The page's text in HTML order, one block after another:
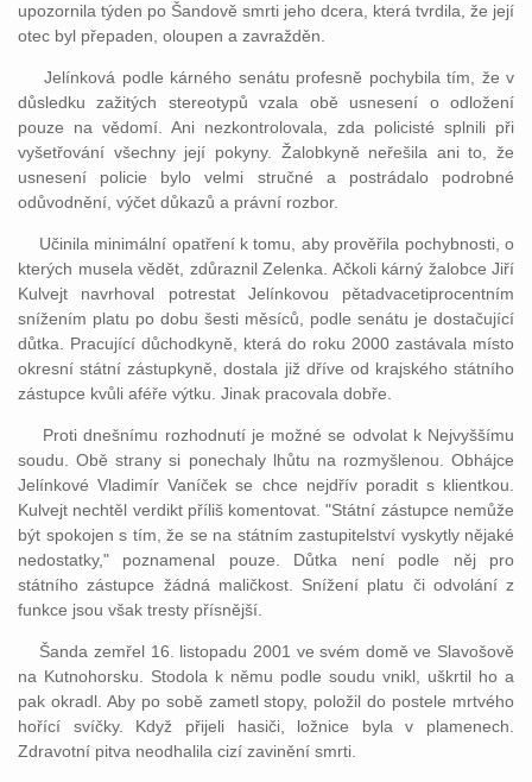
upozornila týden po Šandově smrti jeho dcera, která tvrdila, že její
otec byl přepaden, oloupen a zavražděn.
Jelínková podle kárného senátu profesně pochybila tím, že v
důsledku zažitých stereotypů vzala obě usnesení o odložení
pouze na vědomí. Ani nezkontrolovala, zda policisté splnili při
vyšetřování všechny její pokyny. Žalobkyně neřešila ani to, že
usnesení policie bylo velmi stručné a postrádalo podrobné
odůvodnění, výčet důkazů a právní rozbor.
Učinila minimální opatření k tomu, aby prověřila pochybnosti, o
kterých musela vědět, zdůraznil Zelenka. Ačkoli kárný žalobce Jiří
Kulvejt navrhoval potrestat Jelínkovou pětadvacetiprocentním
snížením platu po dobu šesti měsíců, podle senátu je dostačující
důtka. Pracující důchodkyně, která do roku 2000 zastávala místo
okresní státní zástupkyně, dostala již dříve od krajského státního
zástupce kvůli aféře výtku. Jinak pracovala dobře.
Proti dnešnímu rozhodnutí je možné se odvolat k Nejvyššímu
soudu. Obě strany si ponechaly lhůtu na rozmyšlenou. Obhájce
Jelínkové Vladimír Vaníček se chce nejdřív poradit s klientkou.
Kulvejt nechtěl verdikt příliš komentovat. "Státní zástupce nemůže
být spokojen s tím, že se na státním zastupitelství vyskytly nějaké
nedostatky," poznamenal pouze. Důtka není podle něj pro
státního zástupce žádná maličkost. Snížení platu či odvolání z
funkce jsou však tresty přísnější.
Šanda zemřel 16. listopadu 2001 ve svém domě ve Slavošově
na Kutnohorsku. Stodola k němu podle soudu vnikl, uškrtil ho a
pak okradl. Aby po sobě zametl stopy, položil do postele mrtvého
hořící svíčky. Když přijeli hasiči, ložnice byla v plamenech.
Zdravotní pitva neodhalila cizí zavinění smrti.